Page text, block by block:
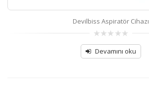
Devilbiss Aspiratör Cihazı
0
out
of
Devamını oku